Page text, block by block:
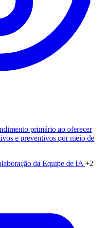
primário ao oferecer
e preventivos por meio de
da Equipe de IA +2